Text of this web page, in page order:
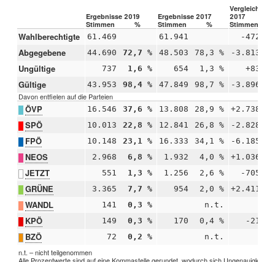
Ergebnisse 2019 Ergebnisse 2017
Vergleich
2017
Stimmen
% Stimmen % Stimmen
Wahlberechtigte 61.469 61.941 -472
Abgegebene 44.690 72,7 % 48.503 78,3 % -3.813
Ungültige 737 1,6 % 654 1,3 % +83
Gültige 43.953 98,4 % 47.849 98,7 % -3.896
Davon entfielen auf die Parteien
ÖVP 16.546 37,6 % 13.808 28,9 % +2.738
SPÖ 10.013 22,8 % 12.841 26,8 % -2.828
FPÖ 10.148 23,1 % 16.333 34,1 % -6.185
NEOS 2.968 6,8 % 1.932 4,0 % +1.036
JETZT 551 1,3 % 1.256 2,6 % -705
GRÜNE 3.365 7,7 % 954 2,0 % +2.411
WANDL 141 0,3 % n.t.
KPÖ 149 0,3 % 170 0,4 % -21
BZÖ 72 0,2 % n.t.
n.t. – nicht teilgenommen